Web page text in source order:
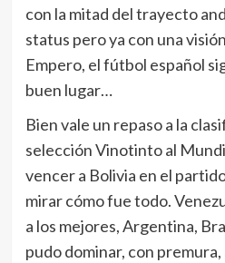
con la mitad del trayecto
status pero ya con una
Empero, el fútbol español
buen lugar…
Bien vale un repaso a la
selección Vinotinto al
vencer a Bolivia en el
mirar cómo fue todo.
a los mejores, Argentina,
pudo dominar, con premura,